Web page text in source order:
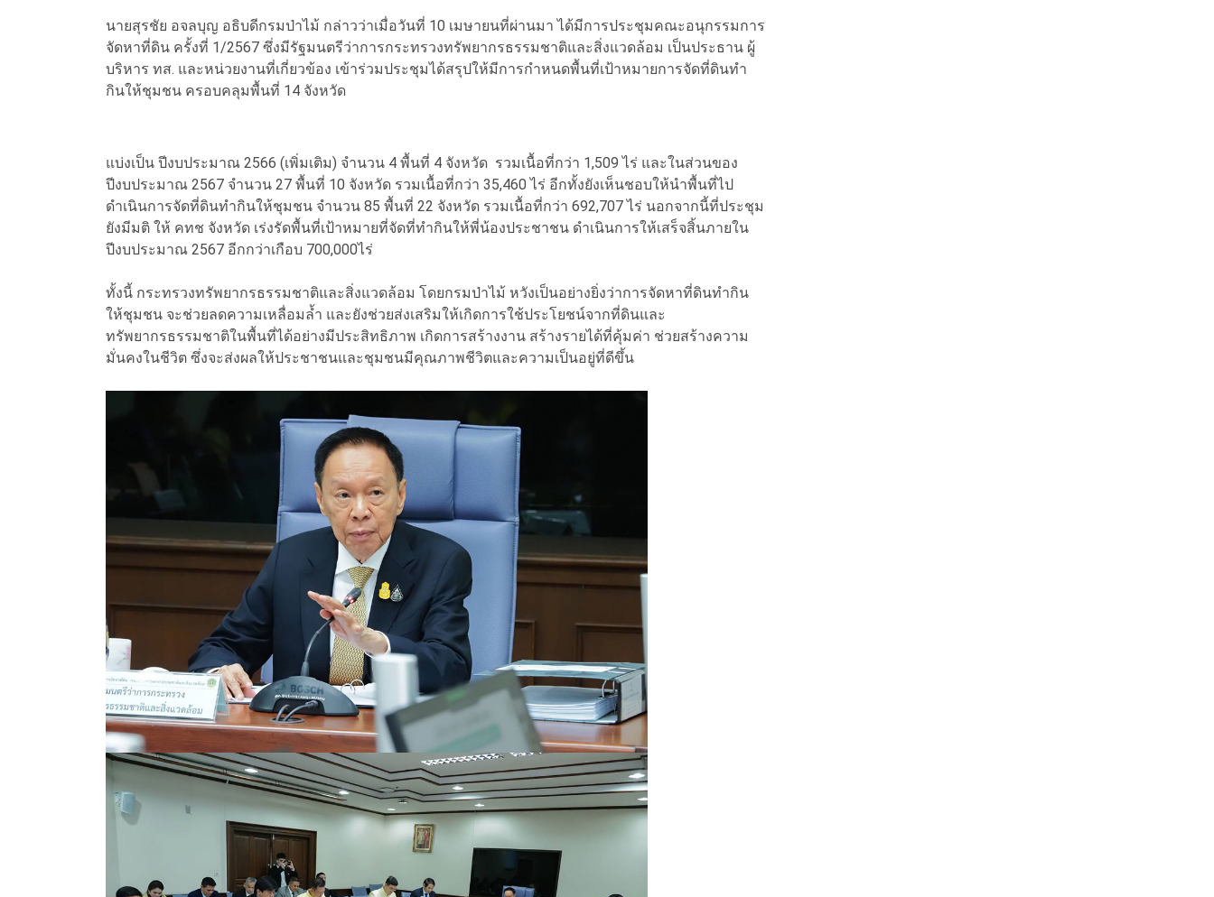
นายสุรชัย อจลบุญ อธิบดีกรมป่าไม้ กล่าวว่าเมื่อวันที่ 10 เมษายนที่ผ่านมา ได้มีการประชุมคณะอนุกรรมการ
จัดหาที่ดิน ครั้งที่ 1/2567 ซึ่งมีรัฐมนตรีว่าการกระทรวงทรัพยากรธรรมชาติและสิ่งแวดล้อม เป็นประธาน ผู้
บริหาร ทส. และหน่วยงานที่เกี่ยวข้อง เข้าร่วมประชุมได้สรุปให้มีการกำหนดพื้นที่เป้าหมายการจัดที่ดินทำ
กินให้ชุมชน ครอบคลุมพื้นที่ 14 จังหวัด
แบ่งเป็น ปีงบประมาณ 2566 (เพิ่มเติม) จำนวน 4 พื้นที่ 4 จังหวัด รวมเนื้อที่กว่า 1,509 ไร่ และในส่วนของ
ปีงบประมาณ 2567 จำนวน 27 พื้นที่ 10 จังหวัด รวมเนื้อที่กว่า 35,460 ไร่ อีกทั้งยังเห็นชอบให้นำพื้นที่ไป
ดำเนินการจัดที่ดินทำกินให้ชุมชน จำนวน 85 พื้นที่ 22 จังหวัด รวมเนื้อที่กว่า 692,707 ไร่ นอกจากนี้ที่ประชุม
ยังมีมติ ให้ คทช จังหวัด เร่งรัดพื้นที่เป้าหมายที่จัดที่ทำกินให้พี่น้องประชาชน ดำเนินการให้เสร็จสิ้นภายใน
ปีงบประมาณ 2567 อีกกว่าเกือบ 700,000ไร่
ทั้งนี้ กระทรวงทรัพยากรธรรมชาติและสิ่งแวดล้อม โดยกรมป่าไม้ หวังเป็นอย่างยิ่งว่าการจัดหาที่ดินทำกิน
ให้ชุมชน จะช่วยลดความเหลื่อมล้ำ และยังช่วยส่งเสริมให้เกิดการใช้ประโยชน์จากที่ดินและ
ทรัพยากรธรรมชาติในพื้นที่ได้อย่างมีประสิทธิภาพ เกิดการสร้างงาน สร้างรายได้ที่คุ้มค่า ช่วยสร้างความ
มั่นคงในชีวิต ซึ่งจะส่งผลให้ประชาชนและชุมชนมีคุณภาพชีวิตและความเป็นอยู่ที่ดีขึ้น